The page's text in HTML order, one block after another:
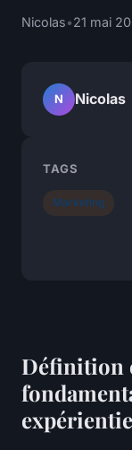
Nicolas•21 mai
Définition
N Nicolas
TAGS
Marketing